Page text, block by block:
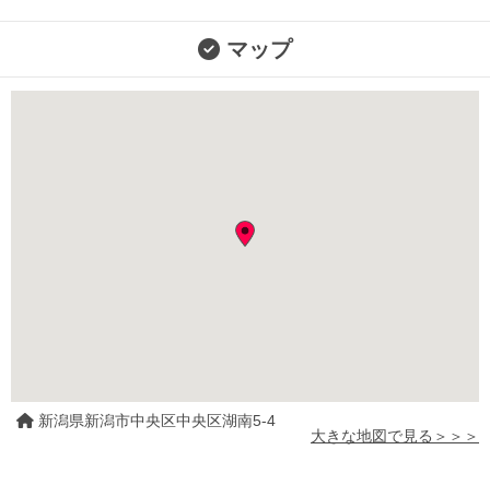
マップ
新潟県新潟市中央区中央区湖南5-4
大きな地図で見る＞＞＞